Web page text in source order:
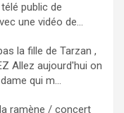
public de
une vidéo de...
la fille de Tarzan ,
Allez aujourd'hui on
qui m...
ramène / concert